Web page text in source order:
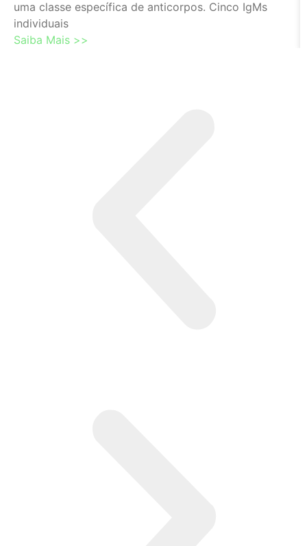
uma classe específica de anticorpos. Cinco IgMs
individuais
Saiba Mais >>